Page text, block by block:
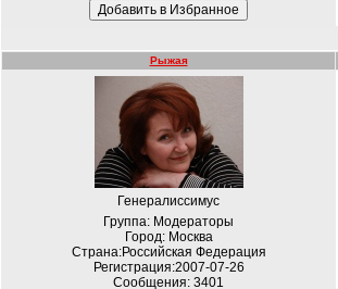
Рыжая
Генералиссимус
Группа: Модераторы
Город: Москва
Страна:Российская Федерация
Регистрация:2007-07-26
Сообщения: 3401